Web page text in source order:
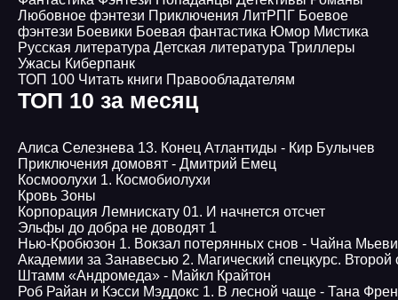
Любовное фэнтези Приключения ЛитРПГ Боевое
фэнтези Боевики Боевая фантастика Юмор Мистика
Русская литература Детская литература Триллеры
Ужасы Киберпанк
ТОП 100 Читать книги Правообладателям
ТОП 10 за месяц
Алиса Селезнева 13. Конец Атлантиды - Кир Булычев
Приключения домовят - Дмитрий Емец
Космоолухи 1. Космобиолухи
Кровь Зоны
Корпорация Лемнискату 01. И начнется отсчет
Эльфы до добра не доводят 1
Нью-Кробюзон 1. Вокзал потерянных снов - Чайна
Академии за Занавесью 2. Магический спецкурс. Второй
Штамм «Андромеда» - Майкл Крайтон
Роб Райан и Кэсси Мэддокс 1. В лесной чаще - Тана